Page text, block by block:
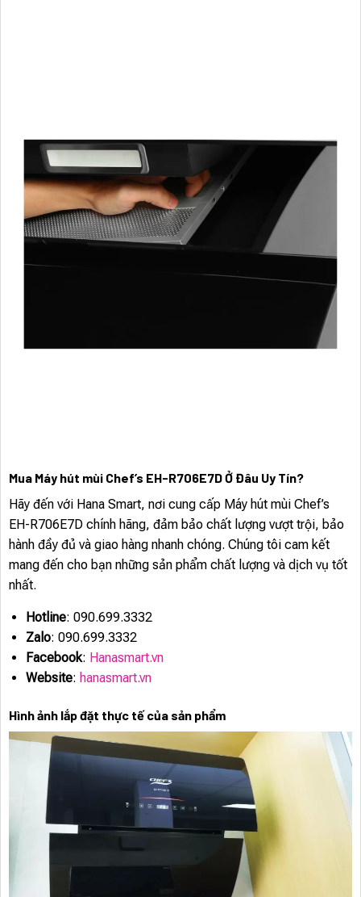
Mua Máy hút mùi Chef’s EH-R706E7D Ở Đâu Uy Tín?
Hãy đến với Hana Smart, nơi cung cấp Máy hút mùi Chef’s
EH-R706E7D chính hãng, đảm bảo chất lượng vượt trội, bảo
hành đầy đủ và giao hàng nhanh chóng. Chúng tôi cam kết
mang đến cho bạn những sản phẩm chất lượng và dịch vụ tốt
nhất.
Hotline: 090.699.3332
Zalo: 090.699.3332
Facebook: Hanasmart.vn
Website: hanasmart.vn
Hình ảnh lắp đặt thực tế của sản phẩm